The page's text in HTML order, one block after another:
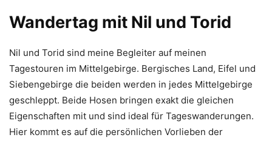
Wandertag mit Nil und Torid
Nil und Torid sind meine Begleiter auf meinen
Tagestouren im Mittelgebirge. Bergisches Land, Eifel und
Siebengebirge die beiden werden in jedes Mittelgebirge
geschleppt. Beide Hosen bringen exakt die gleichen
Eigenschaften mit und sind ideal für Tageswanderungen.
Hier kommt es auf die persönlichen Vorlieben der